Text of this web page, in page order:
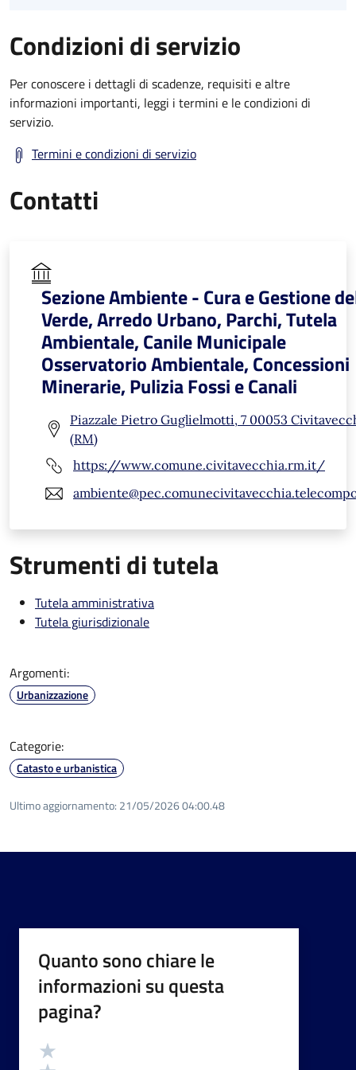
Condizioni di servizio
Per conoscere i dettagli di scadenze, requisiti e altre
informazioni importanti, leggi i termini e le condizioni di
servizio.
Termini e condizioni di servizio
Contatti
Sezione Ambiente - Cura e Gestione
Verde, Arredo Urbano, Parchi, Tutela
Ambientale, Canile Municipale
Osservatorio Ambientale, Concessioni
Minerarie, Pulizia Fossi e Canali
Piazzale Pietro Guglielmotti, 7 00053
(RM)
https://www.comune.civitavecchia.rm.it/
Strumenti di tutela
Tutela amministrativa
Tutela giurisdizionale
Argomenti:
Urbanizzazione
Categorie:
Catasto e urbanistica
Ultimo aggiornamento: 21/05/2026 04:00.48
Quanto sono chiare le
informazioni su questa
pagina?
Valutazione